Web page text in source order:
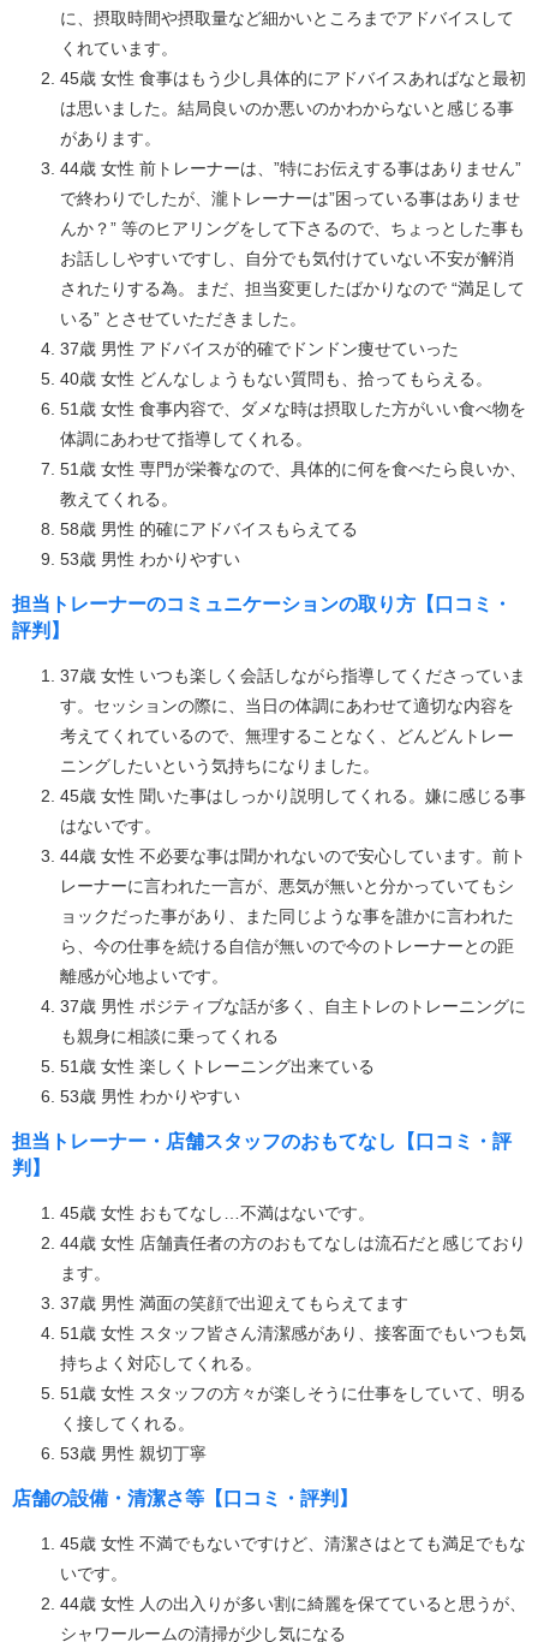
に、摂取時間や摂取量など細かいところまでアドバイスして
くれています。
45歳 女性 食事はもう少し具体的にアドバイスあればなと最初
は思いました。結局良いのか悪いのかわからないと感じる事
があります。
44歳 女性 前トレーナーは、”特にお伝えする事はありません”
で終わりでしたが、瀧トレーナーは”困っている事はありませ
んか？” 等のヒアリングをして下さるので、ちょっとした事も
お話ししやすいですし、自分でも気付けていない不安が解消
されたりする為。まだ、担当変更したばかりなので “満足して
いる” とさせていただきました。
37歳 男性 アドバイスが的確でドンドン痩せていった
40歳 女性 どんなしょうもない質問も、拾ってもらえる。
51歳 女性 食事内容で、ダメな時は摂取した方がいい食べ物を
体調にあわせて指導してくれる。
51歳 女性 専門が栄養なので、具体的に何を食べたら良いか、
教えてくれる。
58歳 男性 的確にアドバイスもらえてる
53歳 男性 わかりやすい
担当トレーナーのコミュニケーションの取り方【口コミ・
評判】
37歳 女性 いつも楽しく会話しながら指導してくださっていま
す。セッションの際に、当日の体調にあわせて適切な内容を
考えてくれているので、無理することなく、どんどんトレー
ニングしたいという気持ちになりました。
45歳 女性 聞いた事はしっかり説明してくれる。嫌に感じる事
はないです。
44歳 女性 不必要な事は聞かれないので安心しています。前ト
レーナーに言われた一言が、悪気が無いと分かっていてもシ
ョックだった事があり、また同じような事を誰かに言われた
ら、今の仕事を続ける自信が無いので今のトレーナーとの距
離感が心地よいです。
37歳 男性 ポジティブな話が多く、自主トレのトレーニングに
も親身に相談に乗ってくれる
51歳 女性 楽しくトレーニング出来ている
53歳 男性 わかりやすい
担当トレーナー・店舗スタッフのおもてなし【口コミ・評
判】
45歳 女性 おもてなし…不満はないです。
44歳 女性 店舗責任者の方のおもてなしは流石だと感じており
ます。
37歳 男性 満面の笑顔で出迎えてもらえてます
51歳 女性 スタッフ皆さん清潔感があり、接客面でもいつも気
持ちよく対応してくれる。
51歳 女性 スタッフの方々が楽しそうに仕事をしていて、明る
く接してくれる。
53歳 男性 親切丁寧
店舗の設備・清潔さ等【口コミ・評判】
45歳 女性 不満でもないですけど、清潔さはとても満足でもな
いです。
44歳 女性 人の出入りが多い割に綺麗を保てていると思うが、
シャワールームの清掃が少し気になる